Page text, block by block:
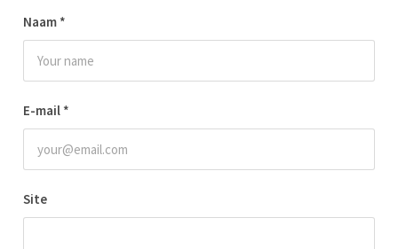
Naam *
E-mail *
Site